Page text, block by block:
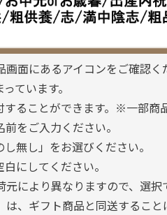
面にあるアイコンをご確認く
ています。
ることができます。※一部商
をご入力ください。
無し」をお選びください。
にしてください。
により異なりますので、選択
は、ギフト商品と同送するこ